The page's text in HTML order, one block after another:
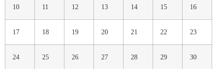
10 11 12 13 14 15 16
17 18 19 20 21 22 23
24 25 26 27 28 29 30